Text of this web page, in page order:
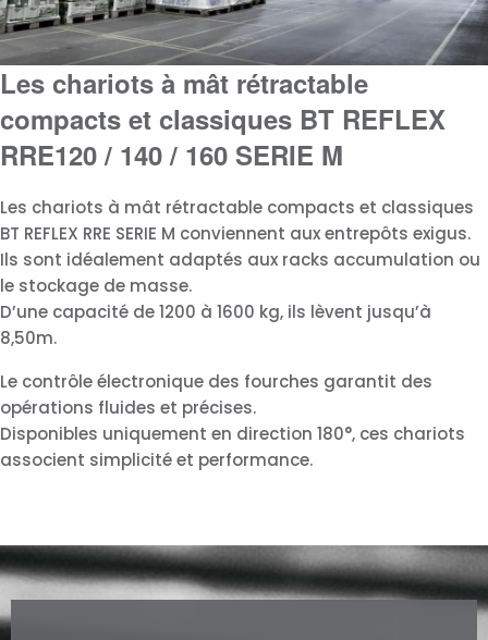
Les chariots à mât rétractable
compacts et classiques BT REFLEX
RRE120 / 140 / 160 SERIE M
Les chariots à mât rétractable compacts et classiques
BT REFLEX RRE SERIE M conviennent aux entrepôts exigus.
Ils sont idéalement adaptés aux racks accumulation ou
le stockage de masse.
D’une capacité de 1200 à 1600 kg, ils lèvent jusqu’à
8,50m.
Le contrôle électronique des fourches garantit des
opérations fluides et précises.
Disponibles uniquement en direction 180°, ces chariots
associent simplicité et performance.